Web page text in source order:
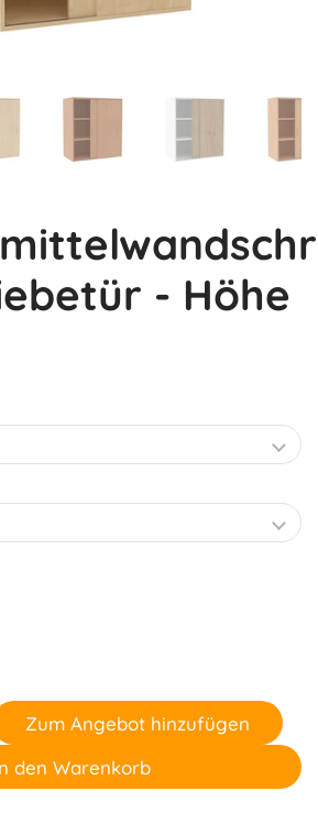
- Höhe
Zum Angebot hinzufügen
den Warenkorb